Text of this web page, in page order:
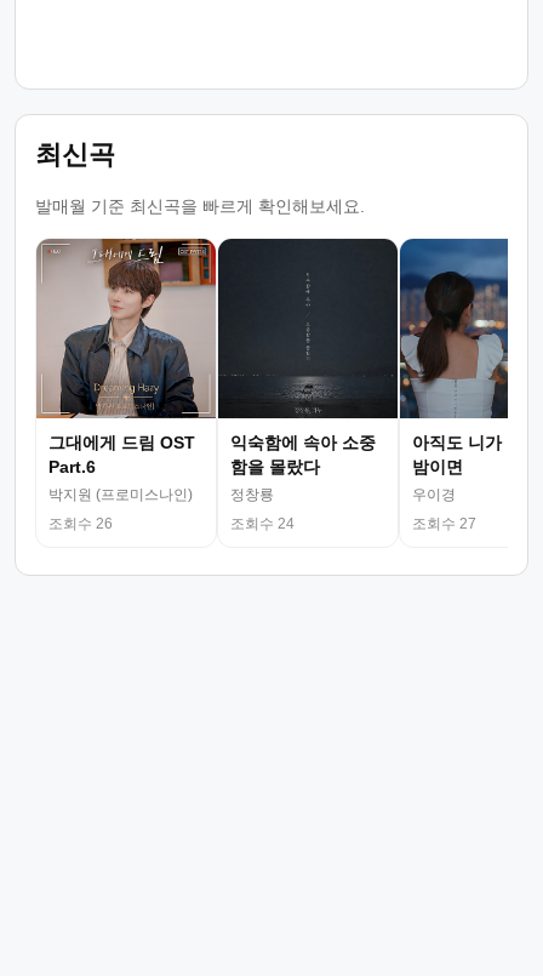
최신곡
발매월 기준 최신곡을 빠르게 확인해보세요.
그대에게 드림 OST
Part.6
박지원 (프로미스나인)
조회수 26
익숙함에 속아 소중
함을 몰랐다
정창룡
조회수 24
아직도 니가 그
밤이면
우이경
조회수 27